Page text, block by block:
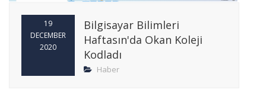
19
DECEMBER
2020
Bilgisayar Bilimleri
Haftasın'da Okan Koleji
Kodladı
Haber